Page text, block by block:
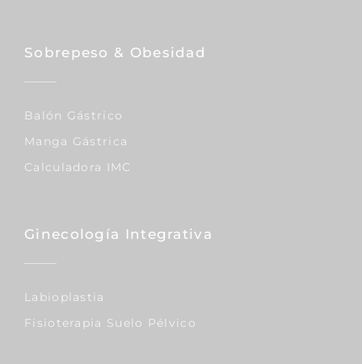
Sobrepeso & Obesidad
Balón Gástrico
Manga Gástrica
Calculadora IMC
Ginecología Integrativa
Labioplastia
Fisioterapia Suelo Pélvico